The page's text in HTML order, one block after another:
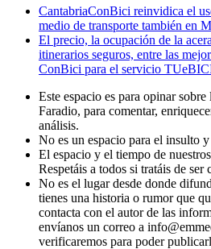
CantabriaConBici reinvidica el
medio de transporte también en
El precio, la ocupación de la
itinerarios seguros, entre las
ConBici para el servicio
Este espacio es para opinar
Faradio, para comentar,
análisis.
No es un espacio para el insulto
El espacio y el tiempo de
Respetáis a todos si tratáis de ser
No es el lugar desde donde
tienes una historia o rumor que
contacta con el autor de las
envíanos un correo a
verificaremos para poder